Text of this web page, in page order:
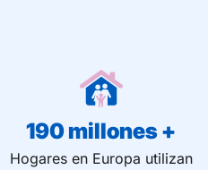
Hogares en Europa utilizan
190 millones +